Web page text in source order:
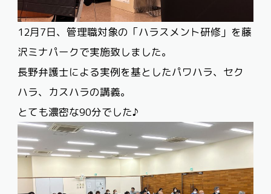
12月7日、管理職対象の「ハラスメント研修」を藤
沢ミナパークで実施致しました。
長野弁護士による実例を基としたパワハラ、セク
ハラ、カスハラの講義。
とても濃密な90分でした♪